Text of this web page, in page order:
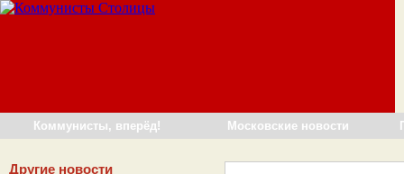
Коммунисты, вперёд! Московские новости
Другие новости